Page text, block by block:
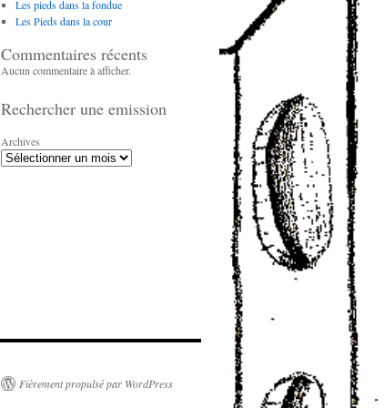
Les pieds dans la fondue
Les Pieds dans la cour
Commentaires récents
Aucun commentaire à afficher.
Rechercher une emission
Archives
Fièrement propulsé par WordPress